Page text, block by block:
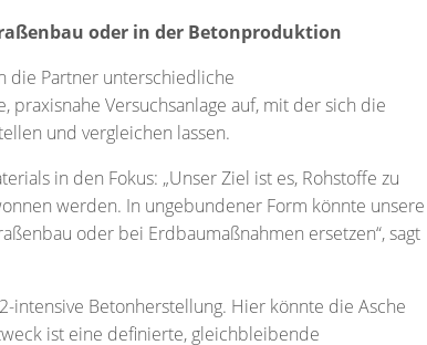
oder in der Betonproduktion
die Partner unterschiedliche
Versuchsanlage auf, mit der sich die
und vergleichen lassen.
in den Fokus: „Unser Ziel ist es, Rohstoffe zu
werden. In ungebundener Form könnte unsere
oder bei Erdbaumaßnahmen ersetzen“, sagt
intensive Betonherstellung. Hier könnte die Asche
ist eine definierte, gleichbleibende